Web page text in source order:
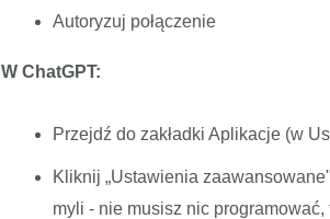
Autoryzuj połączenie
W ChatGPT:
Przejdź do zakładki Aplikacje (w
Kliknij „Ustawienia
myli - nie musisz nic